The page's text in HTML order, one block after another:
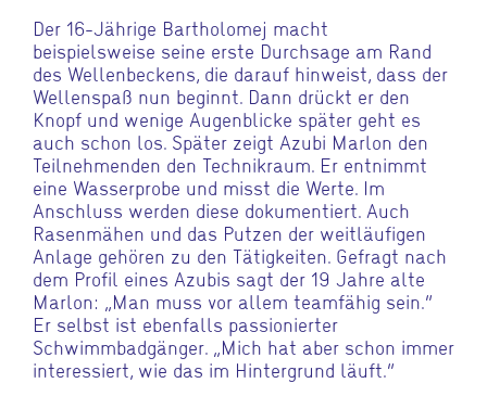
Der 16-Jährige Bartholomej macht
beispielsweise seine erste Durchsage am Rand
des Wellenbeckens, die darauf hinweist, dass der
Wellenspaß nun beginnt. Dann drückt er den
Knopf und wenige Augenblicke später geht es
auch schon los. Später zeigt Azubi Marlon den
Teilnehmenden den Technikraum. Er entnimmt
eine Wasserprobe und misst die Werte. Im
Anschluss werden diese dokumentiert. Auch
Rasenmähen und das Putzen der weitläufigen
Anlage gehören zu den Tätigkeiten. Gefragt nach
dem Profil eines Azubis sagt der 19 Jahre alte
Marlon: „Man muss vor allem teamfähig sein.“
Er selbst ist ebenfalls passionierter
Schwimmbadgänger. „Mich hat aber schon immer
interessiert, wie das im Hintergrund läuft.“